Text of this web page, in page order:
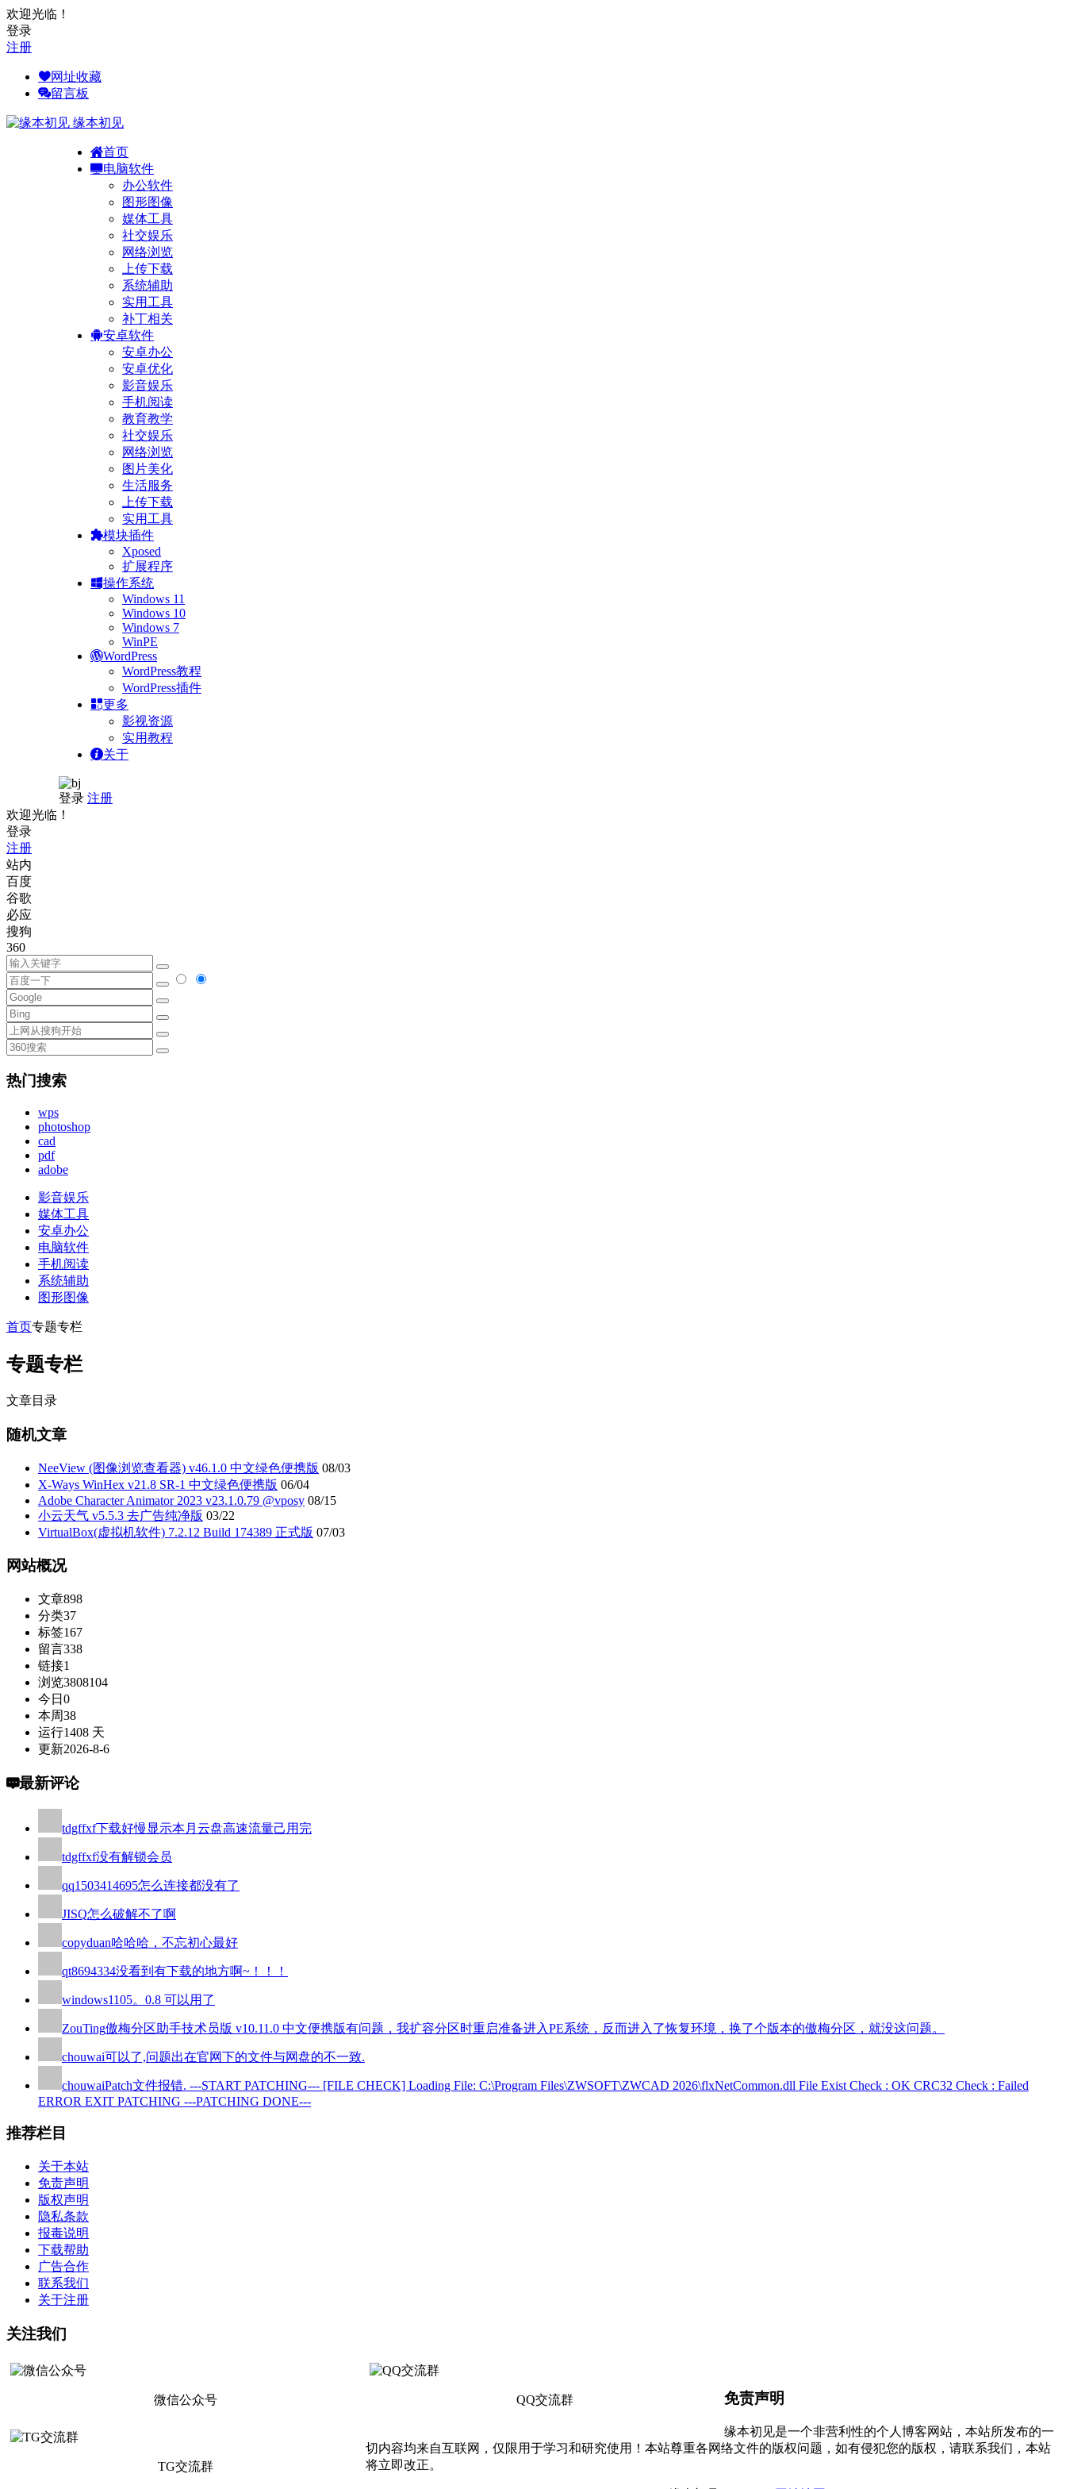
欢迎光临！
登录
注册
网址收藏
留言板
缘本初见
首页
电脑软件
办公软件
图形图像
媒体工具
社交娱乐
网络浏览
上传下载
系统辅助
实用工具
补丁相关
安卓软件
安卓办公
安卓优化
影音娱乐
手机阅读
教育教学
社交娱乐
网络浏览
图片美化
生活服务
上传下载
实用工具
模块插件
Xposed
扩展程序
操作系统
Windows 11
Windows 10
Windows 7
WinPE
WordPress
WordPress教程
WordPress插件
更多
影视资源
实用教程
关于
登录 注册
欢迎光临！
登录
注册
站内
百度
谷歌
必应
搜狗
360
热门搜索
wps
photoshop
cad
pdf
adobe
影音娱乐
媒体工具
安卓办公
电脑软件
手机阅读
系统辅助
图形图像
首页专题专栏
专题专栏
文章目录
随机文章
NeeView (图像浏览查看器) v46.1.0 中文绿色便携版 08/03
X-Ways WinHex v21.8 SR-1 中文绿色便携版 06/04
Adobe Character Animator 2023 v23.1.0.79 @vposy 08/15
小云天气 v5.5.3 去广告纯净版 03/22
VirtualBox(虚拟机软件) 7.2.12 Build 174389 正式版 07/03
网站概况
文章898
分类37
标签167
留言338
链接1
浏览3808104
今日 0
本周38
运行1408 天
更新2026-8-6
最新评论
tdgffxf下载好慢显示本月云盘高速流量己用完
tdgffxf没有解锁会员
qq1503414695怎么连接都没有了
JISQ怎么破解不了啊
copyduan哈哈哈，不忘初心最好
qt8694334没看到有下载的地方啊~！！！
windows1105。0.8 可以用了
ZouTing傲梅分区助手技术员版 v10.11.0 中文便携版有问题，我扩容分区时重启准备进入PE系统，反而进入了恢复环境，换了个版本的傲梅分区，就没这问题。
chouwai可以了,问题出在官网下的文件与网盘的不一致.
chouwaiPatch文件报错. ---START PATCHING--- [FILE CHECK] Loading File: C:\Program Files\ZWSOFT\ZWCAD 2026\flxNetCommon.dll File Exist Check : OK CRC32 Check : Failed
ERROR EXIT PATCHING ---PATCHING DONE---
推荐栏目
关于本站
免责声明
版权声明
隐私条款
报毒说明
下载帮助
广告合作
联系我们
关于注册
关注我们
微信公众号 QQ交流群
TG交流群
免责声明
缘本初见是一个非营利性的个人博客网站，本站所发布的一
切内容均来自互联网，仅限用于学习和研究使用！本站尊重各网络文件的版权问题，如有侵犯您的版权，请联系我们，本站
将立即改正。